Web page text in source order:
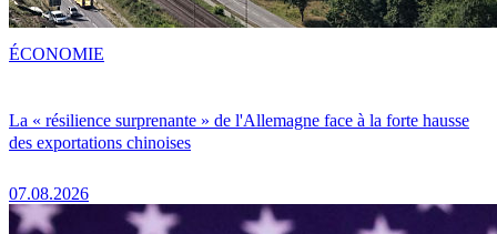
La « résilience surprenante » de l'Allemagne face à la forte hausse
des exportations chinoises
07.08.2026
ÉCONOMIE